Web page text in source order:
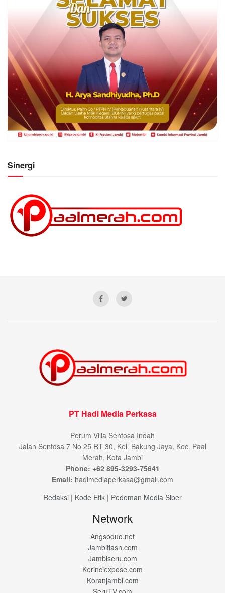
Sinergi
PT Hadi Media Perkasa
Perum Villa Sentosa Indah
Jalan Sentosa 7 No 25 RT 30, Kel. Bakung Jaya, Kec. Paal
Merah, Kota Jambi
Phone: +62 895-3293-75641
Email: hadimediaperkasa@gmail.com
Redaksi | Kode Etik | Pedoman Media Siber
Network
Angsoduo.net
Jambiflash.com
Jambiseru.com
Kerinciexpose.com
Koranjambi.com